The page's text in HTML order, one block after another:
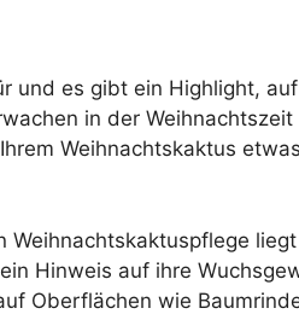
und es gibt ein Highlight,
in der
Weihnachtskaktus
Weihnachtskaktuspflege
Hinweis auf ihre
Oberflächen wie